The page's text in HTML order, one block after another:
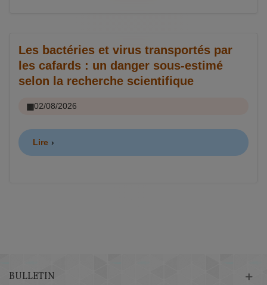
Les bactéries et virus transportés par
les cafards : un danger sous-estimé
selon la recherche scientifique
02/08/2026
Lire
BULLETIN